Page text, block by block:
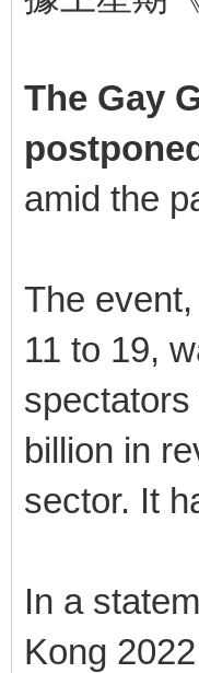
The Gay
amid the
The
11 to 19,
billion in
sector. It
In a
Kong